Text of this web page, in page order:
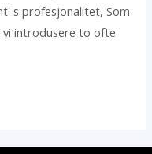
s profesjonalitet, Som
vi introdusere to ofte